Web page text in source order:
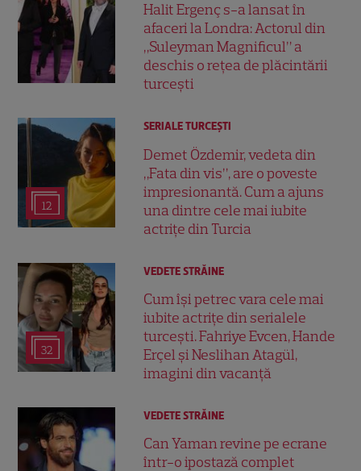
Halit Ergenç s-a lansat în
afaceri la Londra: Actorul din
„Suleyman Magnificul” a
deschis o rețea de plăcintării
turcești
12
SERIALE TURCEŞTI
Demet Özdemir, vedeta din
„Fata din vis”, are o poveste
impresionantă. Cum a ajuns
una dintre cele mai iubite
actrițe din Turcia
32
VEDETE STRĂINE
Cum își petrec vara cele mai
iubite actrițe din serialele
turcești. Fahriye Evcen, Hande
Erçel și Neslihan Atagül,
imagini din vacanță
VEDETE STRĂINE
Can Yaman revine pe ecrane
într-o ipostază complet